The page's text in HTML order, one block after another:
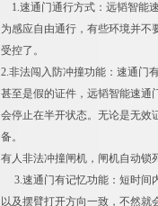
1.速通门通行方式：远韬智能
为感应自由通行，有些环境并不
受控了。
2.非法闯入防冲撞功能：速通门
甚至是假的证件，远韬智能速通
会停止在半开状态。无论是无效
备。
有人非法冲撞闸机，闸机自动锁
3.速通门有记忆功能：短时间
以及摆臂打开方向一致，不然